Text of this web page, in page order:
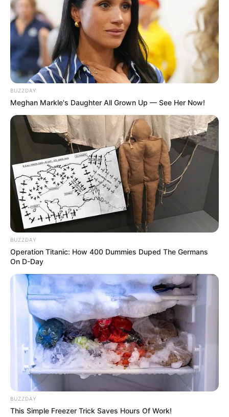
BUZZDAY
Meghan Markle's Daughter All Grown Up — See Her Now!
BUZZDAY
Operation Titanic: How 400 Dummies Duped The Germans
On D-Day
BUZZDAY
This Simple Freezer Trick Saves Hours Of Work!